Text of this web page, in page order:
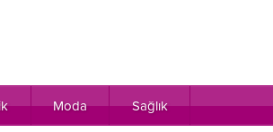
Moda Sağlık